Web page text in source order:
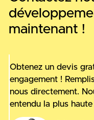
maintenant !
Obtenez un devis
engagement !
nous directement.
entendu la plus